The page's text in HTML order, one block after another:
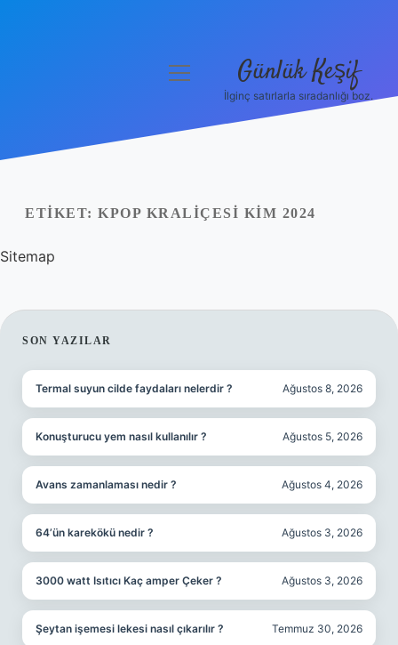
Yasal Uyarı
Hakkımızda
menüyü
Günlük Keşif
İlginç satırlarla sıradanlığı boz.
ETIKET: KPOP KRALIÇESI KIM 2024
Sitemap
SIDEBAR
SON YAZILAR
Termal suyun cilde faydaları nelerdir ? Ağustos 8, 2026
Konuşturucu yem nasıl kullanılır ? Ağustos 5, 2026
Avans zamanlaması nedir ? Ağustos 4, 2026
64’ün karekökü nedir ? Ağustos 3, 2026
3000 watt Isıtıcı Kaç amper Çeker ? Ağustos 3, 2026
Şeytan işemesi lekesi nasıl çıkarılır ? Temmuz 30, 2026